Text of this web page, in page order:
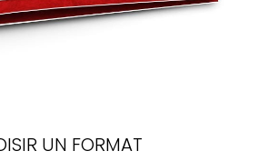
UN FORMAT